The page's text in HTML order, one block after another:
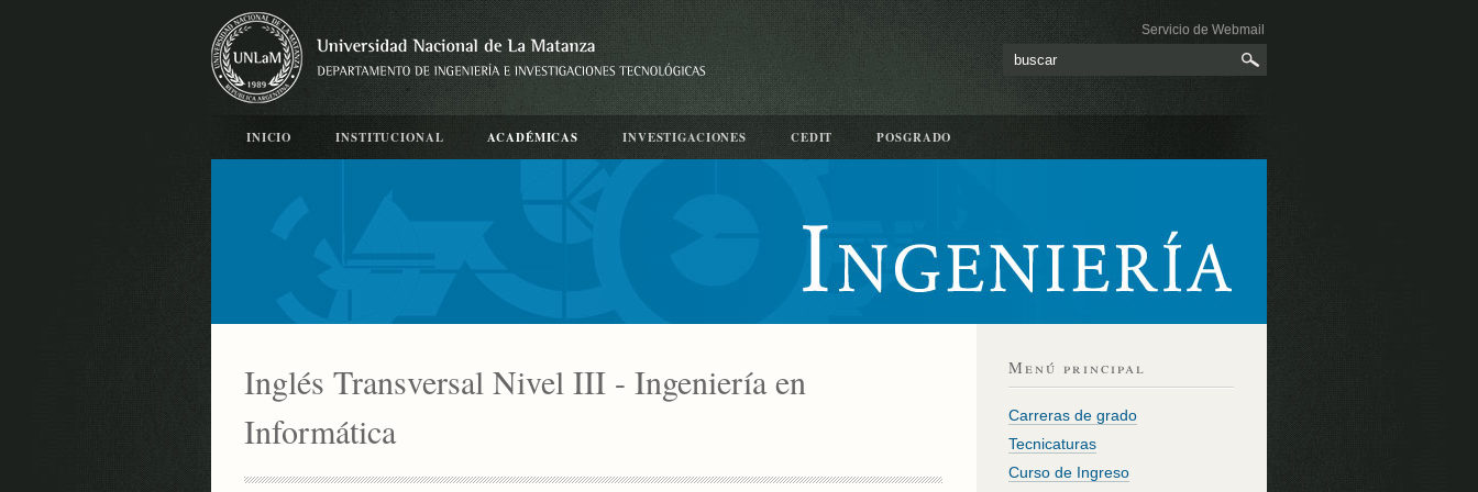
Servicio de Webmail
INICIO INSTITUCIONAL ACADÉMICAS INVESTIGACIONES CEDIT POSGRADO
Inglés Transversal Nivel III - Ingeniería en
Informática
Menú principal
Carreras de grado
Tecnicaturas
Curso de Ingreso